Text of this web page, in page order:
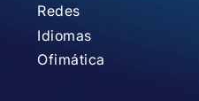
Redes
Idiomas
Ofimática